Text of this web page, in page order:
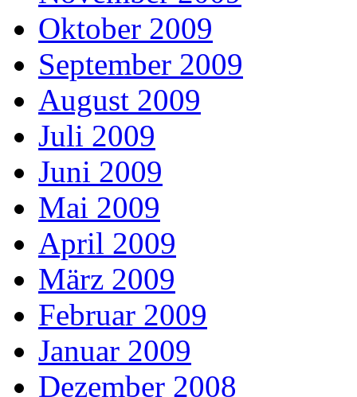
Oktober 2009
September 2009
August 2009
Juli 2009
Juni 2009
Mai 2009
April 2009
März 2009
Februar 2009
Januar 2009
Dezember 2008